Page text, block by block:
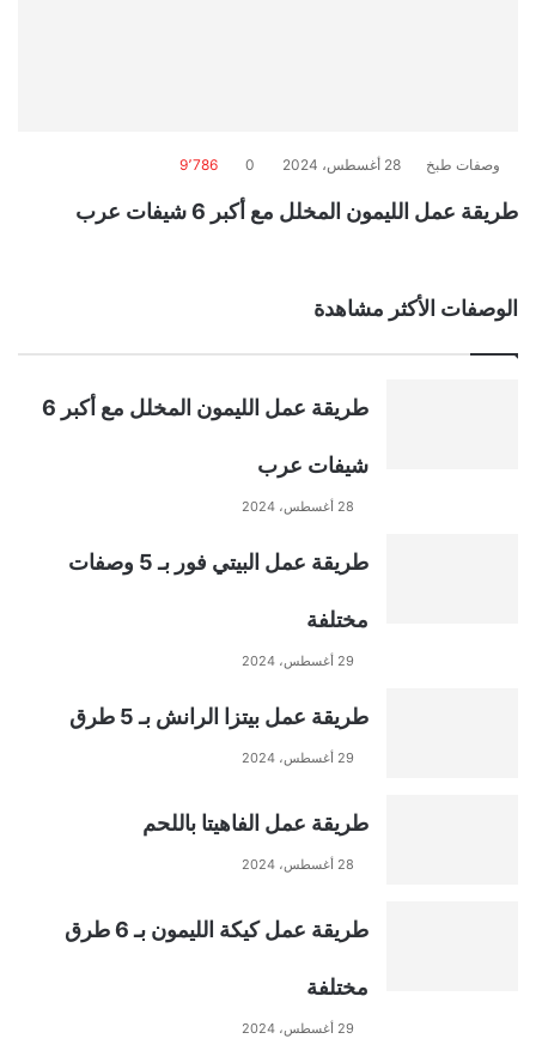
وصفات طبخ 28 أغسطس، 2024 0 9٬786
طريقة عمل الليمون المخلل مع أكبر 6 شيفات عرب
الوصفات الأكثر مشاهدة
طريقة عمل الليمون المخلل مع أكبر 6
شيفات عرب
28 أغسطس، 2024
طريقة عمل البيتي فور بـ 5 وصفات
مختلفة
29 أغسطس، 2024
طريقة عمل بيتزا الرانش بـ 5 طرق
29 أغسطس، 2024
طريقة عمل الفاهيتا باللحم
28 أغسطس، 2024
طريقة عمل كيكة الليمون بـ 6 طرق
مختلفة
29 أغسطس، 2024